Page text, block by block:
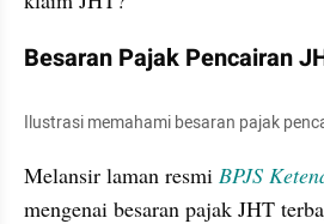
Besaran Pajak Pencairan
Ilustrasi memahami besaran pajak
Melansir laman resmi BPJS
mengenai besaran pajak JHT